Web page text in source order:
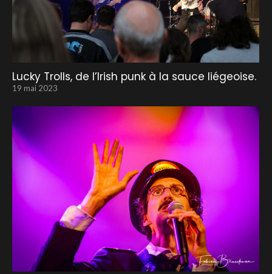
Lucky Trolls, de l’Irish punk à la sauce liégeoise.
19 mai 2023